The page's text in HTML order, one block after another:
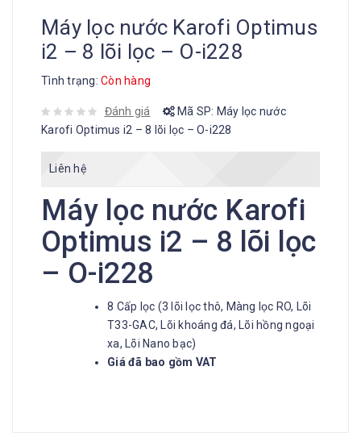
Máy lọc nước Karofi Optimus
i2 – 8 lõi lọc – O-i228
Tình trạng: Còn hàng
Đánh giá Mã SP: Máy lọc nước
Karofi Optimus i2 – 8 lõi lọc – O-i228
Liên hệ
Máy lọc nước Karofi
Optimus i2 – 8 lõi lọc
– O-i228
8 Cấp lọc (3 lõi lọc thô, Màng lọc RO, Lõi
T33-GAC, Lõi khoáng đá, Lõi hồng ngoại
xa, Lõi Nano bạc)
Giá đã bao gồm VAT